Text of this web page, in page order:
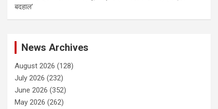
बदहाल’
News Archives
August 2026 (128)
July 2026 (232)
June 2026 (352)
May 2026 (262)